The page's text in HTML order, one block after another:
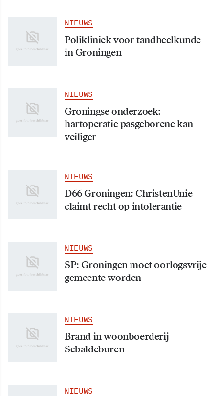
NIEUWS
Polikliniek voor tandheelkunde
in Groningen
NIEUWS
Groningse onderzoek:
hartoperatie pasgeborene kan
veiliger
NIEUWS
D66 Groningen: ChristenUnie
claimt recht op intolerantie
NIEUWS
SP: Groningen moet oorlogsvrije
gemeente worden
NIEUWS
Brand in woonboerderij
Sebaldeburen
NIEUWS